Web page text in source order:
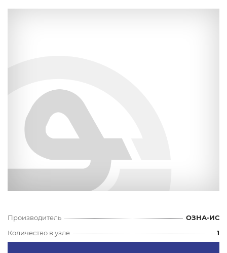
Производитель
ОЗНА-ИС
Количество в узле
1